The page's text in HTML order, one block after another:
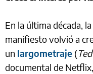
En la última década,
manifiesto volvió a
un largometraje (
documental de